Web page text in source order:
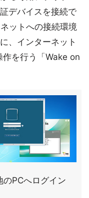
デバイスを接続で
ットへの接続環境
、インターネット
作を行う「Wake on
のPCへログイン